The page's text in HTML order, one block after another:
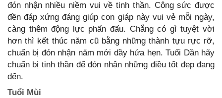
đón nhận nhiều niềm vui về tinh thần. Công sức được
đền đáp xứng đáng giúp con giáp này vui vẻ mỗi ngày,
càng thêm động lực phấn đấu. Chẳng có gì tuyệt vời
hơn thì kết thúc năm cũ bằng những thành tựu rực rỡ,
chuẩn bị đón nhận năm mới dầy hứa hẹn. Tuổi Dần hãy
chuẩn bị tinh thần để đón nhận những điều tốt đẹp đang
đến.
Tuổi Mùi